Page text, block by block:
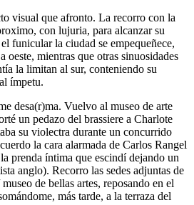
visual que afronto. La recorro con la
con lujuria, para alcanzar su
funicular la ciudad se empequeñece,
oeste, mientras que otras sinuosidades
la limitan al sur, conteniendo su
ímpetu.
desa(r)ma. Vuelvo al museo de arte
un pedazo del brassiere a Charlote
su violectra durante un concurrido
la cara alarmada de Carlos Rangel
prenda íntima que escindí dejando un
anglo). Recorro las sedes adjuntas de
de bellas artes, reposando en el
más tarde, a la terraza del